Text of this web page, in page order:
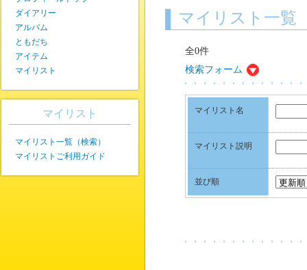
マイリスト一覧
全0件
検索フォーム
マイリスト名
マイリスト説明
並び順
ダイアリー
アルバム
ともだち
アイテム
マイリスト
マイリスト
マイリスト一覧（検索）
マイリストご利用ガイド